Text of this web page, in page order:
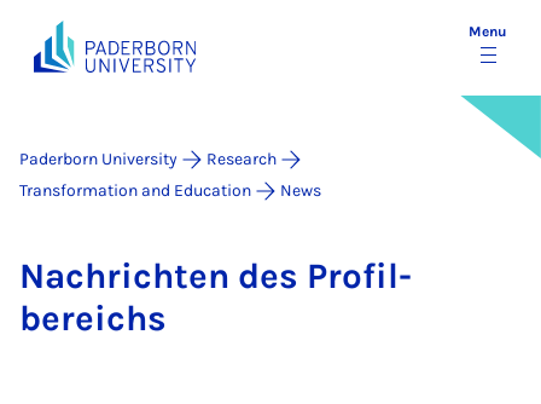
Menu
Paderborn University
Research
Transformation and Education
News
Na­chricht­en des Pro­fil­
bereichs